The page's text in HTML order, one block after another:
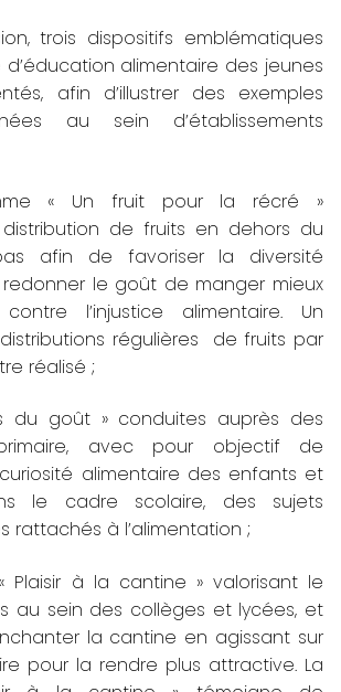
trois dispositifs emblématiques
d’éducation alimentaire des jeunes
afin d’illustrer des exemples
au sein d’établissements
« Un fruit pour la récré »
de fruits en dehors du
afin de favoriser la diversité
le goût de manger mieux
l’injustice alimentaire. Un
régulières de fruits par
réalisé ;
du goût » conduites auprès des
avec pour objectif de
alimentaire des enfants et
le cadre scolaire, des sujets
rattachés à l’alimentation ;
Plaisir à la cantine » valorisant le
au sein des collèges et lycées, et
la cantine en agissant sur
pour la rendre plus attractive. La